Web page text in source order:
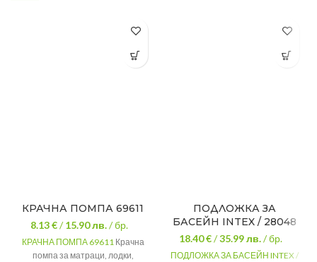
КРАЧНА ПОМПА 69611
8.13 €/15.90лв./ бр.
КРАЧНА ПОМПА 69611Крачна
помпа за матраци, лодки,
ПОДЛОЖКА ЗА
БАСЕЙН INTEX / 28048
18.40 €/35.99лв./ бр.
ПОДЛОЖКА ЗА БАСЕЙН INTEX /